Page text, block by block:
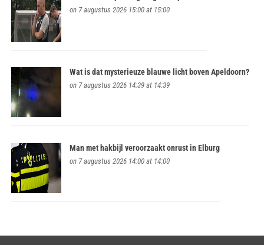
on 7 augustus 2026 15:00 at 15:00
Wat is dat mysterieuze blauwe licht boven Apeldoorn?
on 7 augustus 2026 14:39 at 14:39
Man met hakbijl veroorzaakt onrust in Elburg
on 7 augustus 2026 14:00 at 14:00